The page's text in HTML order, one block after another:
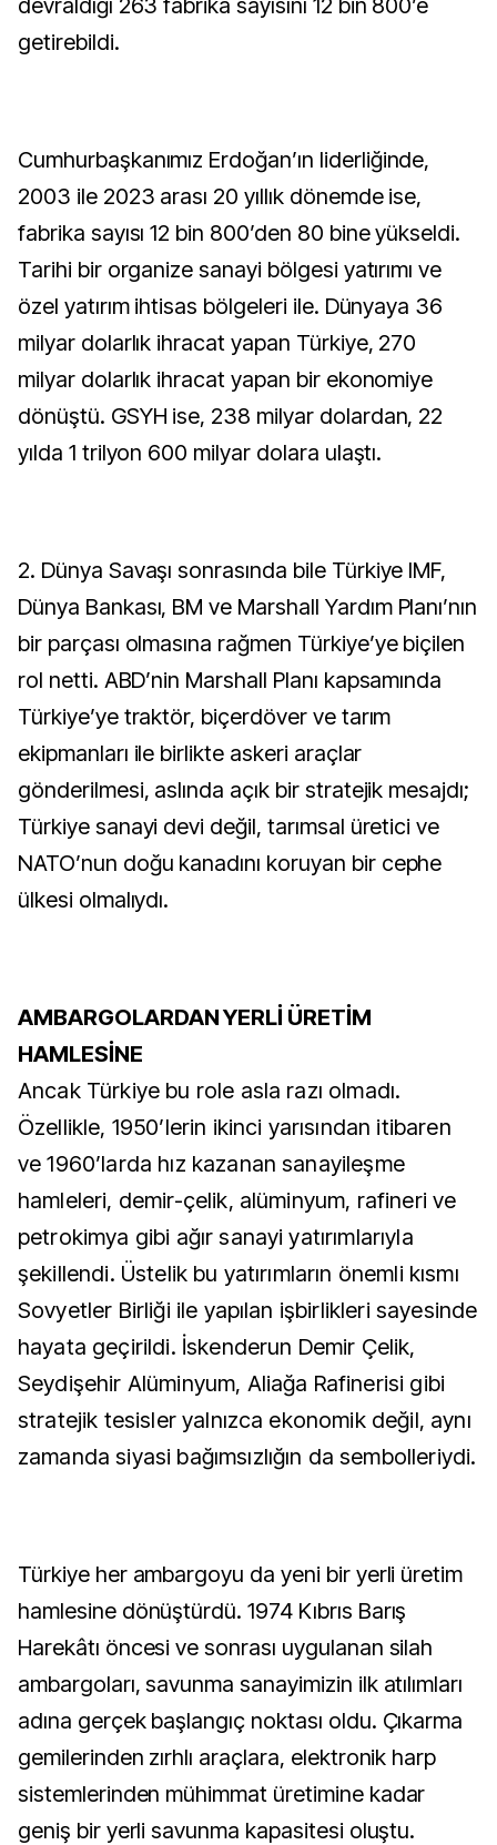
devraldığı 263 fabrika sayısını 12 bin 800’e
getirebildi.
Cumhurbaşkanımız Erdoğan’ın liderliğinde,
2003 ile 2023 arası 20 yıllık dönemde ise,
fabrika sayısı 12 bin 800’den 80 bine yükseldi.
Tarihi bir organize sanayi bölgesi yatırımı ve
özel yatırım ihtisas bölgeleri ile. Dünyaya 36
milyar dolarlık ihracat yapan Türkiye, 270
milyar dolarlık ihracat yapan bir ekonomiye
dönüştü. GSYH ise, 238 milyar dolardan, 22
yılda 1 trilyon 600 milyar dolara ulaştı.
2. Dünya Savaşı sonrasında bile Türkiye IMF,
Dünya Bankası, BM ve Marshall Yardım Planı’nın
bir parçası olmasına rağmen Türkiye’ye biçilen
rol netti. ABD’nin Marshall Planı kapsamında
Türkiye’ye traktör, biçerdöver ve tarım
ekipmanları ile birlikte askeri araçlar
gönderilmesi, aslında açık bir stratejik mesajdı;
Türkiye sanayi devi değil, tarımsal üretici ve
NATO’nun doğu kanadını koruyan bir cephe
ülkesi olmalıydı.
AMBARGOLARDAN YERLİ ÜRETİM
HAMLESİNE
Ancak Türkiye bu role asla razı olmadı.
Özellikle, 1950’lerin ikinci yarısından itibaren
ve 1960’larda hız kazanan sanayileşme
hamleleri, demir-çelik, alüminyum, rafineri ve
petrokimya gibi ağır sanayi yatırımlarıyla
şekillendi. Üstelik bu yatırımların önemli kısmı
Sovyetler Birliği ile yapılan işbirlikleri sayesinde
hayata geçirildi. İskenderun Demir Çelik,
Seydişehir Alüminyum, Aliağa Rafinerisi gibi
stratejik tesisler yalnızca ekonomik değil, aynı
zamanda siyasi bağımsızlığın da sembolleriydi.
Türkiye her ambargoyu da yeni bir yerli üretim
hamlesine dönüştürdü. 1974 Kıbrıs Barış
Harekâtı öncesi ve sonrası uygulanan silah
ambargoları, savunma sanayimizin ilk atılımları
adına gerçek başlangıç noktası oldu. Çıkarma
gemilerinden zırhlı araçlara, elektronik harp
sistemlerinden mühimmat üretimine kadar
geniş bir yerli savunma kapasitesi oluştu.